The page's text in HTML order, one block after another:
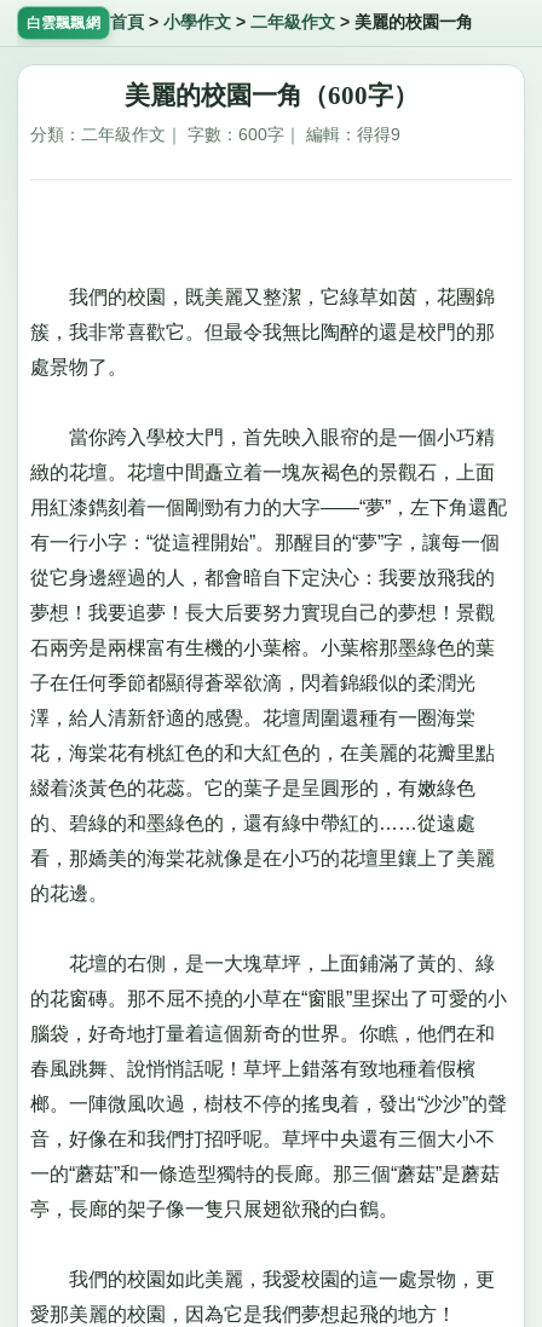
白雲飄飄網 首頁 > 小學作文> 二年級作文> 美麗的校園一角
美麗的校園一角（600字）
分類：二年級作文｜ 字數：600字｜ 編輯：得得9
我們的校園，既美麗又整潔，它綠草如茵，花團錦
簇，我非常喜歡它。但最令我無比陶醉的還是校門的那
處景物了。
當你跨入學校大門，首先映入眼帘的是一個小巧精
緻的花壇。花壇中間矗立着一塊灰褐色的景觀石，上面
用紅漆鐫刻着一個剛勁有力的大字——“夢”，左下角還配
有一行小字：“從這裡開始”。那醒目的“夢”字，讓每一個
從它身邊經過的人，都會暗自下定決心：我要放飛我的
夢想！我要追夢！長大后要努力實現自己的夢想！景觀
石兩旁是兩棵富有生機的小葉榕。小葉榕那墨綠色的葉
子在任何季節都顯得蒼翠欲滴，閃着錦緞似的柔潤光
澤，給人清新舒適的感覺。花壇周圍還種有一圈海棠
花，海棠花有桃紅色的和大紅色的，在美麗的花瓣里點
綴着淡黃色的花蕊。它的葉子是呈圓形的，有嫩綠色
的、碧綠的和墨綠色的，還有綠中帶紅的……從遠處
看，那嬌美的海棠花就像是在小巧的花壇里鑲上了美麗
的花邊。
花壇的右側，是一大塊草坪，上面鋪滿了黃的、綠
的花窗磚。那不屈不撓的小草在“窗眼”里探出了可愛的小
腦袋，好奇地打量着這個新奇的世界。你瞧，他們在和
春風跳舞、說悄悄話呢！草坪上錯落有致地種着假檳
榔。一陣微風吹過，樹枝不停的搖曳着，發出“沙沙”的聲
音，好像在和我們打招呼呢。草坪中央還有三個大小不
一的“蘑菇”和一條造型獨特的長廊。那三個“蘑菇”是蘑菇
亭，長廊的架子像一隻只展翅欲飛的白鶴。
我們的校園如此美麗，我愛校園的這一處景物，更
愛那美麗的校園，因為它是我們夢想起飛的地方！